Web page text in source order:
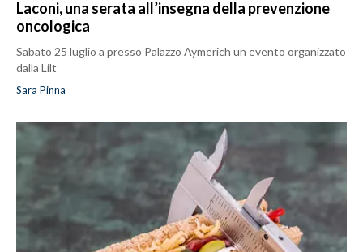
Laconi, una serata all’insegna della prevenzione
oncologica
Sabato 25 luglio a presso Palazzo Aymerich un evento organizzato
dalla Lilt
Sara Pinna